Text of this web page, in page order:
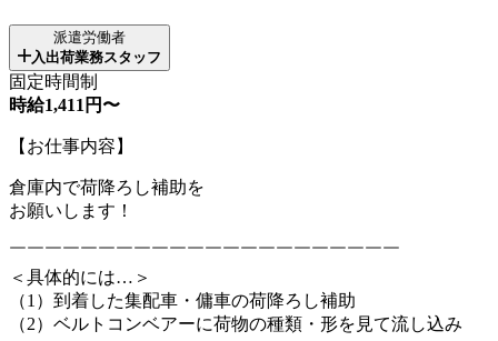
派遣労働者
入出荷業務スタッフ
固定時間制
時給1,411円〜
【お仕事内容】
倉庫内で荷降ろし補助を
お願いします！
￣￣￣￣￣￣￣￣￣￣￣￣￣￣￣￣￣￣￣￣￣￣
＜具体的には…＞
（1）到着した集配車・傭車の荷降ろし補助
（2）ベルトコンベアーに荷物の種類・形を見て流し込み